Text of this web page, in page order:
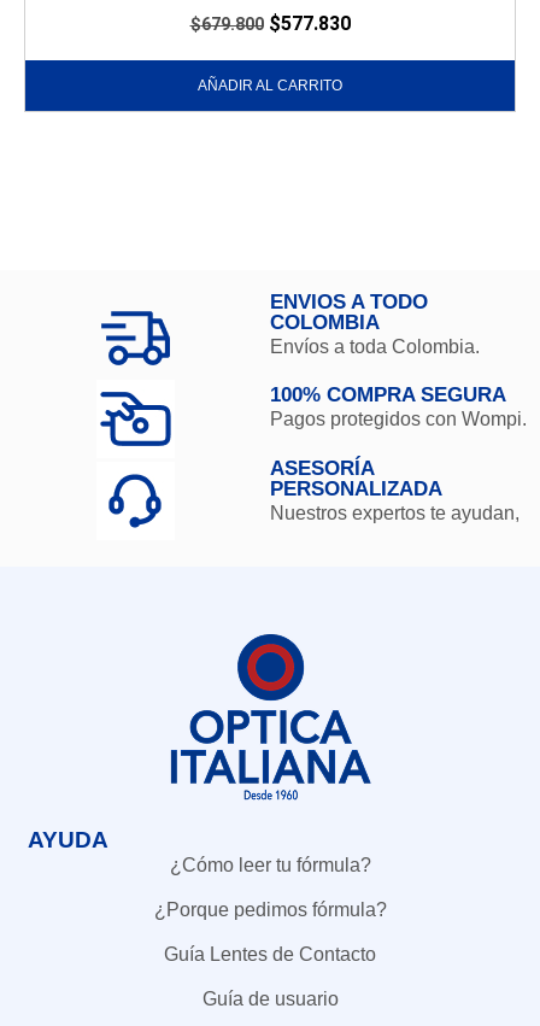
$679.800 $577.830
AÑADIR AL CARRITO
ENVIOS A TODO
COLOMBIA
Envíos a toda Colombia.
100% COMPRA SEGURA
Pagos protegidos con Wompi.
ASESORÍA
PERSONALIZADA
Nuestros expertos te ayudan,
AYUDA
¿Cómo leer tu fórmula?
¿Porque pedimos fórmula?
Guía Lentes de Contacto
Guía de usuario